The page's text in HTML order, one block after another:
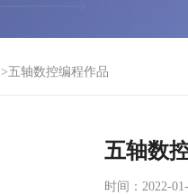
>五轴数控编程作品
五轴数
时间：2022-